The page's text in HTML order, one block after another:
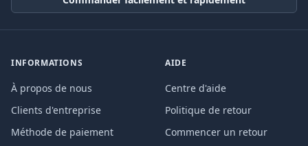
INFORMATIONS
À propos de nous
Clients d'entreprise
Méthode de paiement
AIDE
Centre d'aide
Politique de retour
Commencer un retour